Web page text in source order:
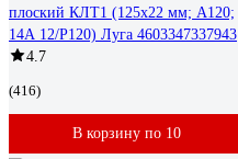
плоский КЛТ1 (125х22 мм; А120;
14А 12/Р120) Луга 4603347337943
4.7
(416)
В корзину по 10